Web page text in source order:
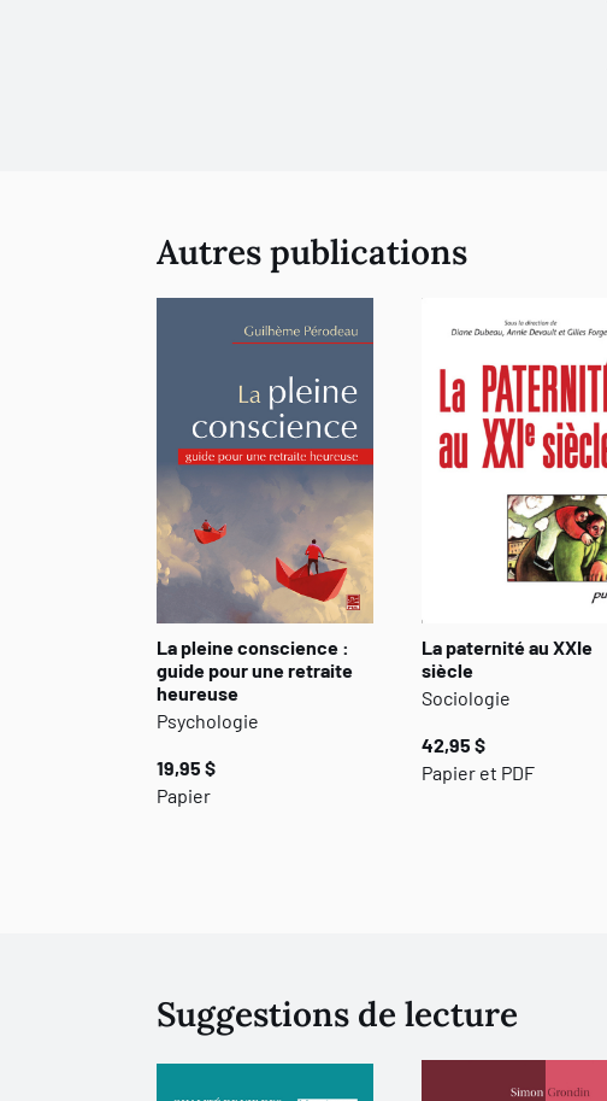
Autres publications
La pleine conscience :
guide pour une retraite
heureuse
Psychologie
19,95 $
Papier
La paternité au XXIe
siècle
Sociologie
42,95 $
Papier et PDF
Suggestions de lecture